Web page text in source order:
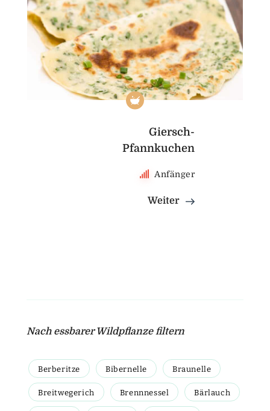
Giersch-
Pfannkuchen
Anfänger
Weiter
Nach essbarer Wildpflanze filtern
Berberitze Bibernelle Braunelle
Breitwegerich Brennnessel Bärlauch